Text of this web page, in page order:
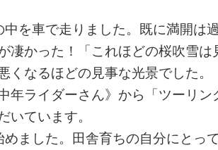
を車で走りました。既に満開は
凄かった！「これほどの桜吹雪は
なるほどの見事な光景でした。
年ライダーさん》から「ツーリン
ています。
ました。田舎育ちの自分にとっ